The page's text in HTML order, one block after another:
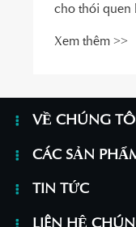
cho thói quen
Xem thêm >>
VỀ CHÚNG
CÁC SẢN
TIN TỨC
LIÊN HỆ